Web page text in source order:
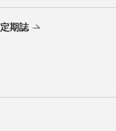
定期誌